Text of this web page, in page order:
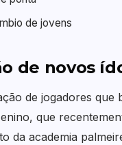
de jovens
de novos
de jogadores
que
da academia